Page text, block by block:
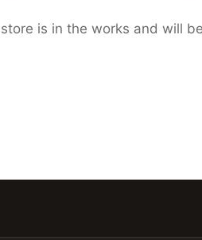
is in the works and will